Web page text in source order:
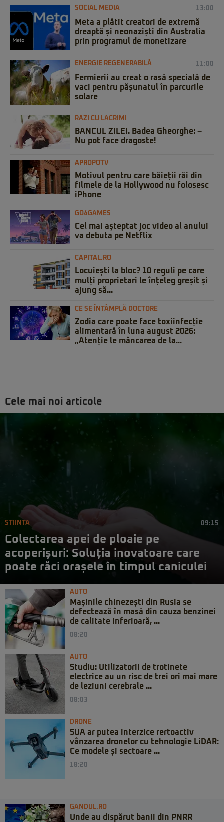
SOCIAL MEDIA 13:00
Meta a plătit creatori de extremă
dreaptă și neonaziști din Australia
prin programul de monetizare
ENERGIE REGENERABILĂ 11:00
Fermierii au creat o rasă specială de
vaci pentru pășunatul în parcurile
solare
RAZI CU LACRIMI
BANCUL ZILEI. Badea Gheorghe: –
Nu pot face dragoste!
APROPOTV
Motivul pentru care băieții răi din
filmele de la Hollywood nu folosesc
iPhone
GO4GAMES
Cel mai așteptat joc video al anului
va debuta pe Netflix
CAPITAL.RO
Locuiești la bloc? 10 reguli pe care
mulți proprietari le înțeleg greșit și
ajung să...
CE SE ÎNTÂMPLĂ DOCTORE
Zodia care poate face toxiinfecție
alimentară în luna august 2026:
„Atenție le mâncarea de la...
Cele mai noi articole
STIINTA 09:15
Colectarea apei de ploaie pe
acoperișuri: Soluția inovatoare care
poate răci orașele în timpul caniculei
AUTO
Mașinile chinezești din Rusia se
defectează în masă din cauza benzinei
de calitate inferioară, ...
08:20
AUTO
Studiu: Utilizatorii de trotinete
electrice au un risc de trei ori mai mare
de leziuni cerebrale ...
08:03
DRONE
SUA ar putea interzice rertoactiv
vânzarea dronelor cu tehnologie LiDAR:
Ce modele și sectoare ...
18:20
GANDUL.RO
Unde au dispărut banii din PNRR